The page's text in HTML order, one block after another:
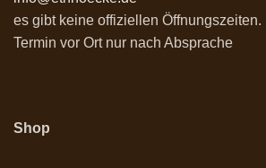
es gibt keine offiziellen Öffnungszeiten.
Termin vor Ort nur nach Absprache
Shop